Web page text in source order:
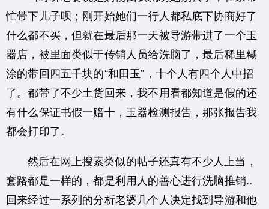
忙带下儿子呗；刚开始她们一行人都私底下协商好了
什么都不买，但就在最后那一天被导游带进了一个玉
器店，被里面类似于传销人员给洗脑了，最后稀里糊
涂的带回四五千块的“和田玉”，十个人有四个人中招
了。都带了不少土货回来，我不用看都知道是假的还
有什么保证书假一赔十，玉器检测报告，那张报告我
都会打印了。
然后在网上搜索类似的帖子还真有不少人上当，
套路都是一样的，都是利用人的善心进行洗脑推销..
回来经过一系列的分析老婆几个人决定找到导游和他